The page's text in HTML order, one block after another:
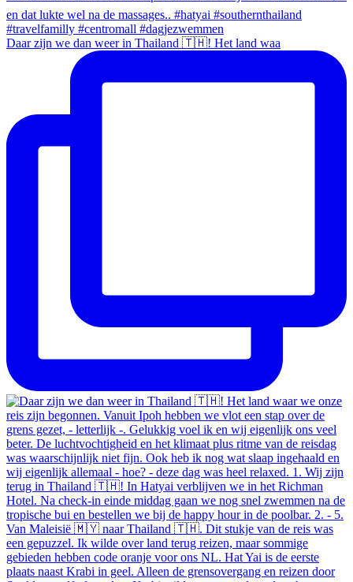
Daar zijn we dan weer in Thailand 🇹🇭! Het land waa